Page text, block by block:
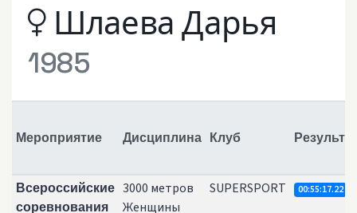
Шлаева Дарья
1985
Мероприятие Дисциплина Клуб
Всероссийские
соревнования
3000 метров
Женщины
SUPERSPORT 00:55:17.22